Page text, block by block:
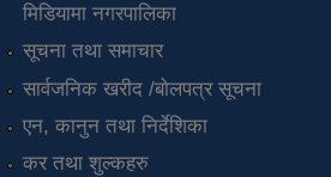
मिडियामा नगरपालिका
सूचना तथा समाचार
सार्वजनिक खरीद /बोलपत्र सूचना
एन, कानुन तथा निर्देशिका
कर तथा शुल्कहरु